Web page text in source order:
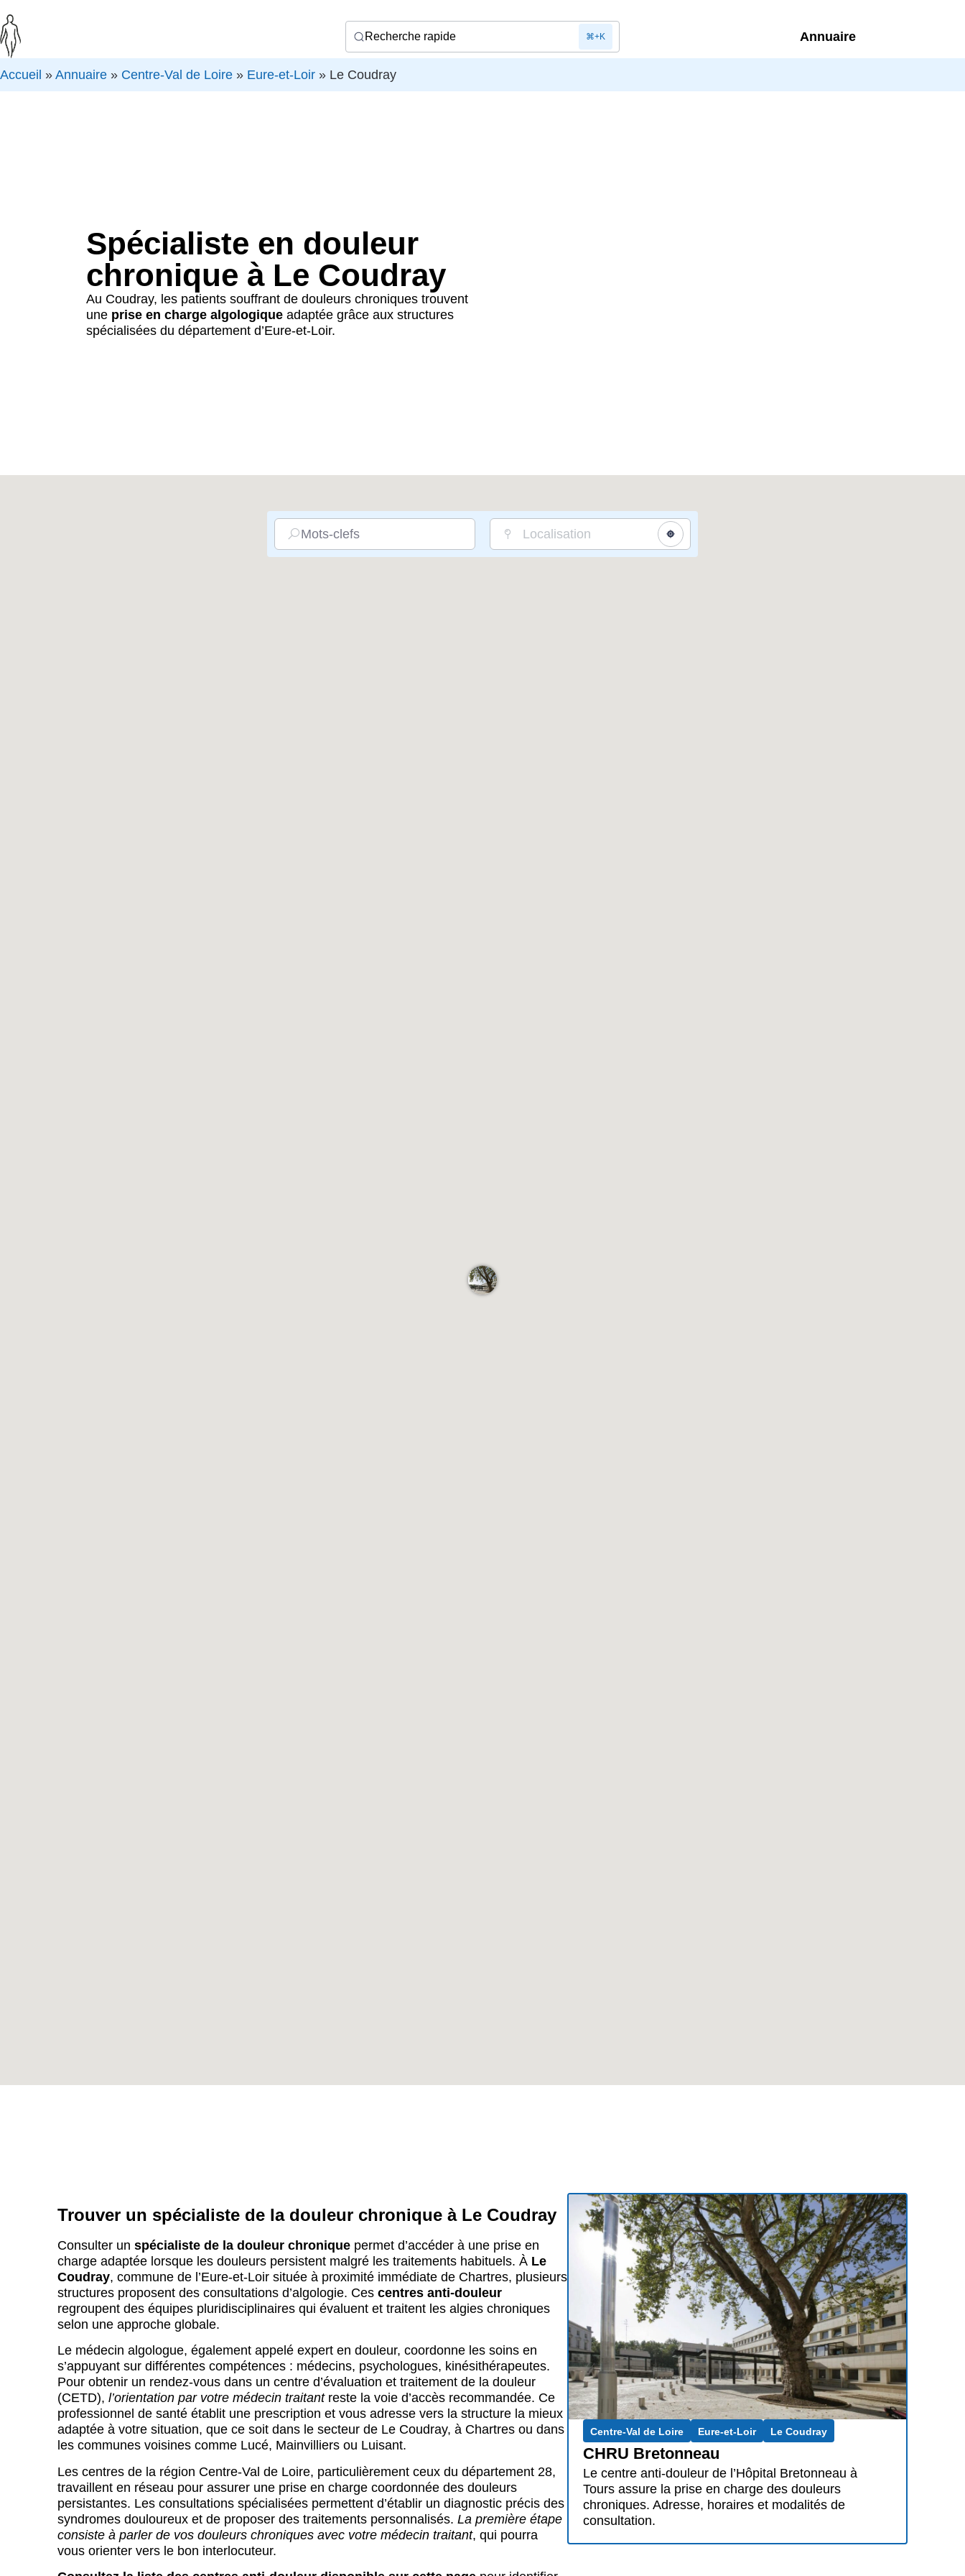
Recherche rapide ⌘+K Annuaire
Accueil » Annuaire » Centre-Val de Loire » Eure-et-Loir » Le Coudray
Spécialiste en douleur
chronique à Le Coudray
Au Coudray, les patients souffrant de douleurs chroniques trouvent
une prise en charge algologique adaptée grâce aux structures
spécialisées du département d’Eure-et-Loir.
Mots-clefs
Trouver un spécialiste de la douleur chronique à Le Coudray
Consulter un spécialiste de la douleur chronique permet d’accéder à une prise en
charge adaptée lorsque les douleurs persistent malgré les traitements habituels. À Le
Coudray, commune de l’Eure-et-Loir située à proximité immédiate de Chartres, plusieurs
structures proposent des consultations d’algologie. Ces centres anti-douleur
regroupent des équipes pluridisciplinaires qui évaluent et traitent les algies chroniques
selon une approche globale.
Le médecin algologue, également appelé expert en douleur, coordonne les soins en
s’appuyant sur différentes compétences : médecins, psychologues, kinésithérapeutes.
Pour obtenir un rendez-vous dans un centre d’évaluation et traitement de la douleur
(CETD), l’orientation par votre médecin traitantreste la voie d’accès recommandée. Ce
professionnel de santé établit une prescription et vous adresse vers la structure la mieux
adaptée à votre situation, que ce soit dans le secteur de Le Coudray, à Chartres ou dans
les communes voisines comme Lucé, Mainvilliers ou Luisant.
Les centres de la région Centre-Val de Loire, particulièrement ceux du département 28,
travaillent en réseau pour assurer une prise en charge coordonnée des douleurs
persistantes. Les consultations spécialisées permettent d’établir un diagnostic précis des
syndromes douloureux et de proposer des traitements personnalisés. La première étape
consiste à parler de vos douleurs chroniques avec votre médecin traitant, qui pourra
vous orienter vers le bon interlocuteur.
Centre-Val de Loire Eure-et-Loir Le Coudray
CHRU Bretonneau
Le centre anti-douleur de l’Hôpital Bretonneau à
Tours assure la prise en charge des douleurs
chroniques. Adresse, horaires et modalités de
consultation.